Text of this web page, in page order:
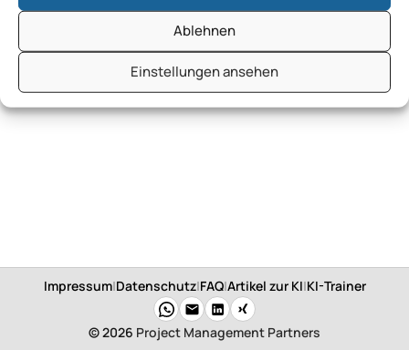
Ablehnen
Einstellungen ansehen
Impressum|Datenschutz|FAQ|Artikel zur KI|KI-Trainer
© 2026 Project Management Partners